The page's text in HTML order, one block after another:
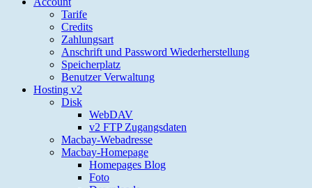
Tarife
Credits
Zahlungsart
Anschrift und Password Wiederherstellung
Speicherplatz
Benutzer Verwaltung
Hosting v2
Disk
WebDAV
v2 FTP Zugangsdaten
Macbay-Webadresse
Macbay-Homepage
Homepages Blog
Foto